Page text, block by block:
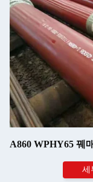
A860 WPHY65 꿰
세